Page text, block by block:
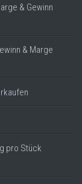
& Gewinn
& Marge
pro Stück